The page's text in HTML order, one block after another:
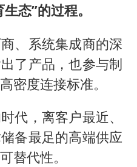
态”的过程。
、系统集成商的深
了产品，也参与制
密度连接标准。
代，离客户最近、
备最足的高端供应
替代性。